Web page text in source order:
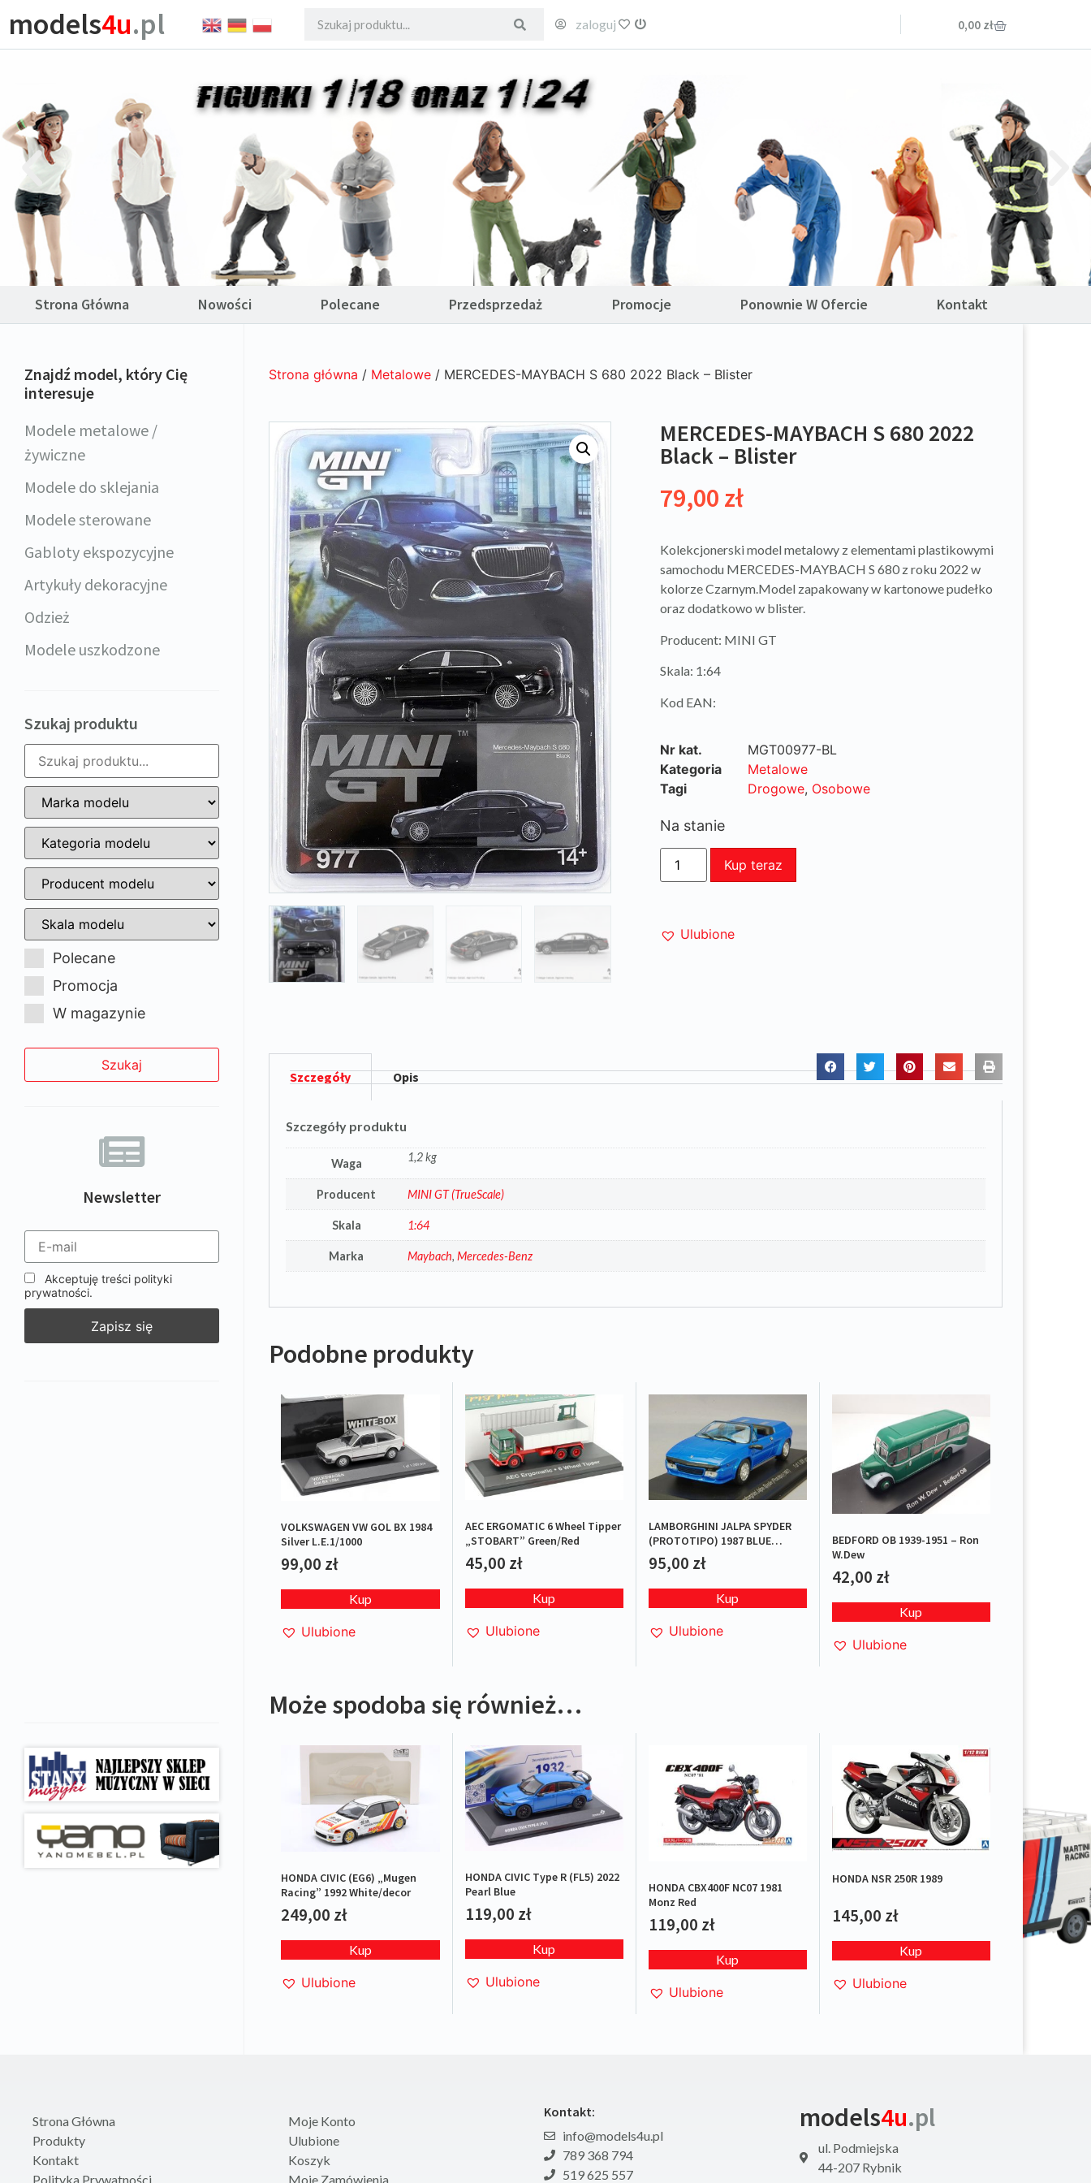
models4u.pl zaloguj ulubione 0,00 zł
Strona Główna Nowości Polecane Przedsprzedaż Promocje Ponownie W Ofercie Kontakt
Znajdź model, który Cię
interesuje
Modele metalowe /
żywiczne
Modele do sklejania
Modele sterowane
Gabloty ekspozycyjne
Artykuły dekoracyjne
Odzież
Modele uszkodzone
Szukaj produktu
Polecane
Promocja
W magazynie
Newsletter
Akceptuję treści polityki
prywatności.
Strona główna / Metalowe/ MERCEDES-MAYBACH S 680 2022 Black – Blister
MERCEDES-MAYBACH S 680 2022
Black – Blister
79,00 zł
Kolekcjonerski model metalowy z elementami plastikowymi
samochodu MERCEDES-MAYBACH S 680 z roku 2022 w
kolorze Czarnym.Model zapakowany w kartonowe pudełko
oraz dodatkowo w blister.
Producent: MINI GT
Skala: 1:64
Kod EAN:
Nr kat.
MGT00977-BL
Kategoria
Metalowe
Tagi
Drogowe, Osobowe
Na stanie
Kup teraz
Ulubione
Szczegóły Opis
Szczegóły produktu
Waga 1,2 kg
Producent MINI GT (TrueScale)
Skala 1:64
Marka Maybach, Mercedes-Benz
Podobne produkty
VOLKSWAGEN VW GOL BX 1984
Silver L.E.1/1000
99,00 zł
Kup
Ulubione
AEC ERGOMATIC 6 Wheel Tipper
„STOBART” Green/Red
45,00 zł
Kup
Ulubione
LAMBORGHINI JALPA SPYDER
(PROTOTIPO) 1987 BLUE
L.E.1/1000
95,00 zł
Kup
Ulubione
BEDFORD OB 1939-1951 – Ron
W.Dew
42,00 zł
Kup
Ulubione
Może spodoba się również…
HONDA CIVIC (EG6) „Mugen
Racing” 1992 White/decor
249,00 zł
Kup
Ulubione
HONDA CIVIC Type R (FL5) 2022
Pearl Blue
119,00 zł
Kup
Ulubione
HONDA CBX400F NC07 1981
Monz Red
119,00 zł
Kup
Ulubione
HONDA NSR 250R 1989
145,00 zł
Kup
Ulubione
Strona Główna
Produkty
Kontakt
Polityka Prywatności
Moje Konto
Ulubione
Koszyk
Moje Zamówienia
Kontakt:
info@models4u.pl
789 368 794
519 625 557
models4u.pl
ul. Podmiejska
44-207 Rybnik